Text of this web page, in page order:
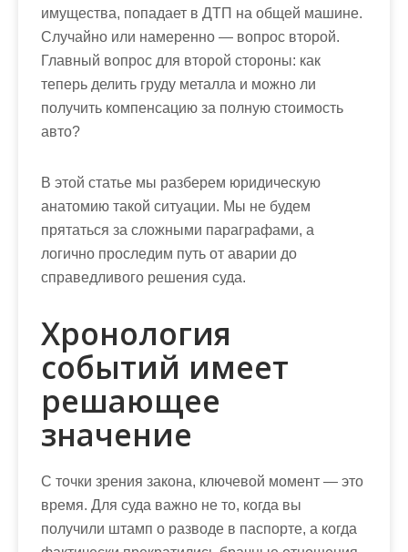
имущества, попадает в ДТП на общей машине.
Случайно или намеренно — вопрос второй.
Главный вопрос для второй стороны: как
теперь делить груду металла и можно ли
получить компенсацию за полную стоимость
авто?
В этой статье мы разберем юридическую
анатомию такой ситуации. Мы не будем
прятаться за сложными параграфами, а
логично проследим путь от аварии до
справедливого решения суда.
Хронология
событий имеет
решающее
значение
С точки зрения закона, ключевой момент — это
время. Для суда важно не то, когда вы
получили штамп о разводе в паспорте, а когда